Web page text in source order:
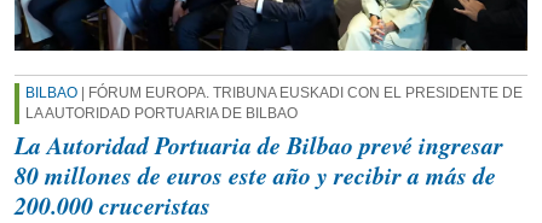
BILBAO | FÓRUM EUROPA. TRIBUNA EUSKADI CON EL PRESIDENTE DE
LA AUTORIDAD PORTUARIA DE BILBAO
La Autoridad Portuaria de Bilbao prevé ingresar
80 millones de euros este año y recibir a más de
200.000 cruceristas